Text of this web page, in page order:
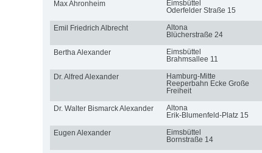
Max Ahronheim
Eimsbüttel
Oderfelder Straße 15
Emil Friedrich Albrecht
Altona
Blücherstraße 24
Bertha Alexander
Eimsbüttel
Brahmsallee 11
Dr. Alfred Alexander
Hamburg-Mitte
Reeperbahn Ecke Große
Freiheit
Dr. Walter Bismarck Alexander
Altona
Erik-Blumenfeld-Platz 15
Eugen Alexander
Eimsbüttel
Bornstraße 14